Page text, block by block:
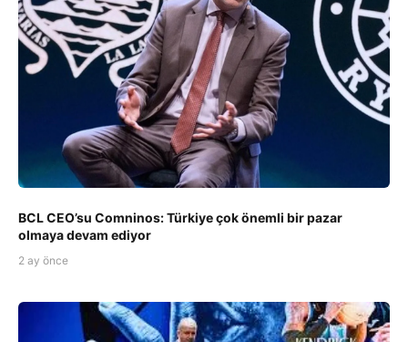
BCL CEO’su Comninos: Türkiye çok önemli bir pazar
olmaya devam ediyor
2 ay önce